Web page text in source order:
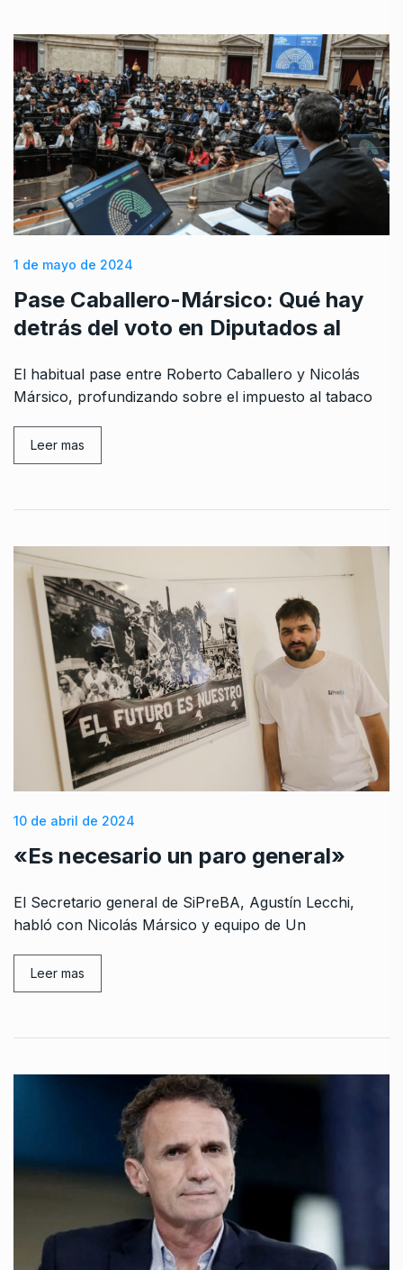
1 de mayo de 2024
Pase Caballero-Mársico: Qué hay
detrás del voto en Diputados al
El habitual pase entre Roberto Caballero y Nicolás
Mársico, profundizando sobre el impuesto al tabaco
Leer mas
10 de abril de 2024
«Es necesario un paro general»
El Secretario general de SiPreBA, Agustín Lecchi,
habló con Nicolás Mársico y equipo de Un
Leer mas